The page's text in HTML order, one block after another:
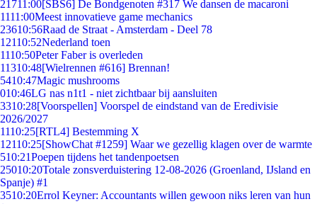
21711:00[SBS6] De Bondgenoten #317 We dansen de macaroni
1111:00Meest innovatieve game mechanics
23610:56Raad de Straat - Amsterdam - Deel 78
12110:52Nederland toen
1110:50Peter Faber is overleden
11310:48[Wielrennen #616] Brennan!
5410:47Magic mushrooms
010:46LG nas n1t1 - niet zichtbaar bij aansluiten
3310:28[Voorspellen] Voorspel de eindstand van de Eredivisie
2026/2027
1110:25[RTL4] Bestemming X
12110:25[ShowChat #1259] Waar we gezellig klagen over de warmte
510:21Poepen tijdens het tandenpoetsen
25010:20Totale zonsverduistering 12-08-2026 (Groenland, IJsland en
Spanje) #1
3510:20Errol Keyner: Accountants willen gewoon niks leren van hun